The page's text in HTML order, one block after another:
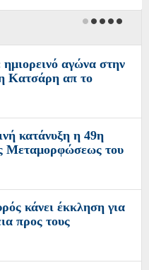
αγώνα στην
Κατσάρη απ το
κατάνυξη η 49η
Μεταμορφώσεως του
κάνει έκκληση για
προς τους